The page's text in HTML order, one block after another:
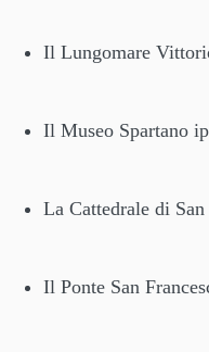
Il Lungomare
Il Museo Spartano
La Cattedrale di San
Il Ponte San